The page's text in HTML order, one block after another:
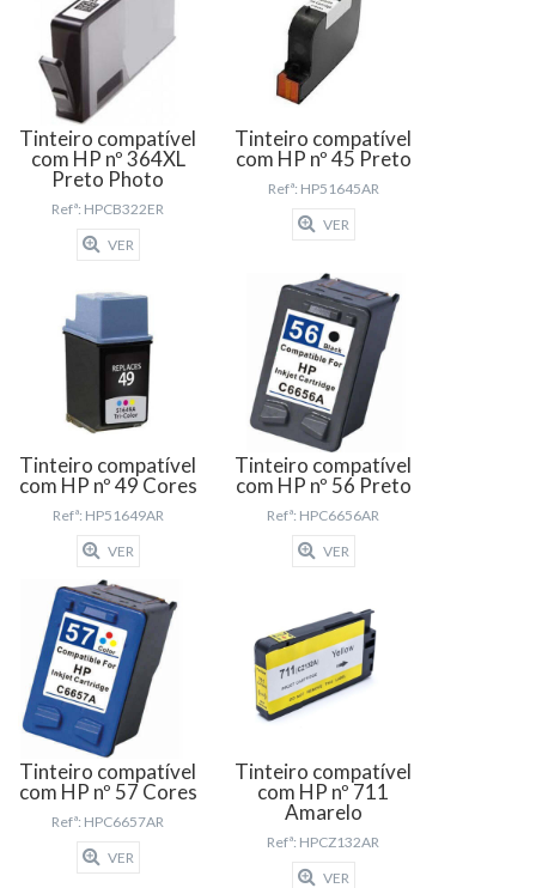
Tinteiro compatível
com HP nº 364XL
Preto Photo
Refª: HPCB322ER
VER
Tinteiro compatível
com HP nº 45 Preto
Refª: HP51645AR
VER
Tinteiro compatível
com HP nº 49 Cores
Refª: HP51649AR
VER
Tinteiro compatível
com HP nº 56 Preto
Refª: HPC6656AR
VER
Tinteiro compatível
com HP nº 57 Cores
Refª: HPC6657AR
VER
Tinteiro compatível
com HP nº 711
Amarelo
Refª: HPCZ132AR
VER